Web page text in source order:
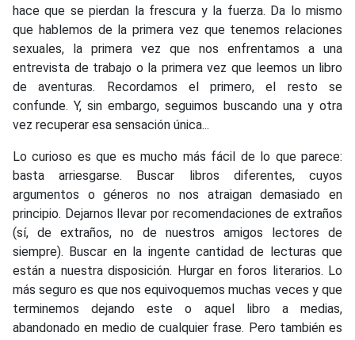
hace que se pierdan la frescura y la fuerza. Da lo mismo
que hablemos de la primera vez que tenemos relaciones
sexuales, la primera vez que nos enfrentamos a una
entrevista de trabajo o la primera vez que leemos un libro
de aventuras. Recordamos el primero, el resto se
confunde. Y, sin embargo, seguimos buscando una y otra
vez recuperar esa sensación única...
Lo curioso es que es mucho más fácil de lo que parece:
basta arriesgarse. Buscar libros diferentes, cuyos
argumentos o géneros no nos atraigan demasiado en
principio. Dejarnos llevar por recomendaciones de extraños
(sí, de extraños, no de nuestros amigos lectores de
siempre). Buscar en la ingente cantidad de lecturas que
están a nuestra disposición. Hurgar en foros literarios. Lo
más seguro es que nos equivoquemos muchas veces y que
terminemos dejando este o aquel libro a medias,
abandonado en medio de cualquier frase. Pero también es